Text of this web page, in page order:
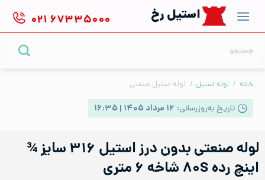
content
استیل رخ ۰۲۱ ۶۷۳۳۵۰۰۰
خانه / لوله استیل / لوله استیل صنعتی
تاریخ به‌روزرسانی: ۱۲ مرداد ۱۴۰۵ | ۱۶:۳۵
لوله صنعتی بدون درز استیل ۳۱۶ سایز ¾
اینچ رده ۸۰S شاخه ۶ متری